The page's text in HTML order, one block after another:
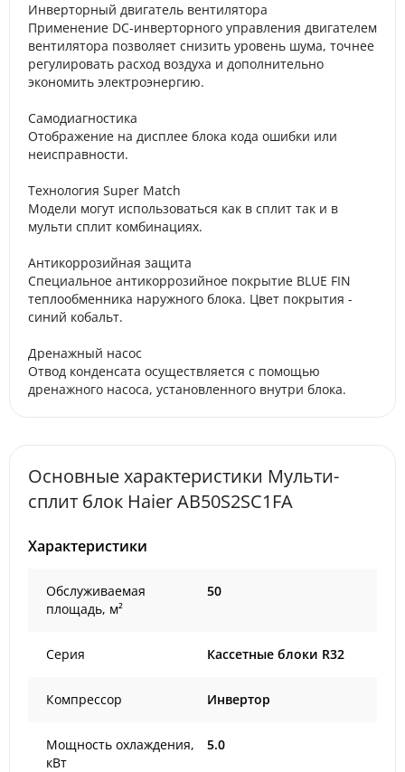
Инверторный двигатель вентилятора
Применение DC-инверторного управления двигателем
вентилятора позволяет снизить уровень шума, точнее
регулировать расход воздуха и дополнительно
экономить электроэнергию.
Самодиагностика
Отображение на дисплее блока кода ошибки или
неисправности.
Технология Super Match
Модели могут использоваться как в сплит так и в
мульти сплит комбинациях.
Антикоррозийная защита
Специальное антикоррозийное покрытие BLUE FIN
теплообменника наружного блока. Цвет покрытия -
синий кобальт.
Дренажный насос
Отвод конденсата осуществляется с помощью
дренажного насоса, установленного внутри блока.
Основные характеристики Мульти-
сплит блок Haier AB50S2SC1FA
Характеристики
Обслуживаемая
площадь, м²
50
Серия Кассетные блоки R32
Компрессор Инвертор
Мощность охлаждения,
кВт
5.0